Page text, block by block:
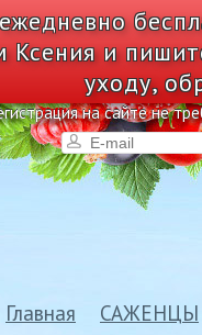
Ксения и
уходу,
на сайте не
Главная САЖЕНЦЫ